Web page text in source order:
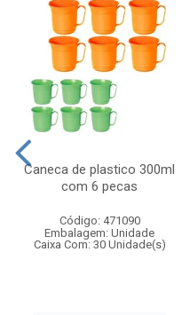
Caneca de plastico 300ml
com 6 pecas
Código: 471090
Embalagem: Unidade
Caixa Com: 30 Unidade(s)